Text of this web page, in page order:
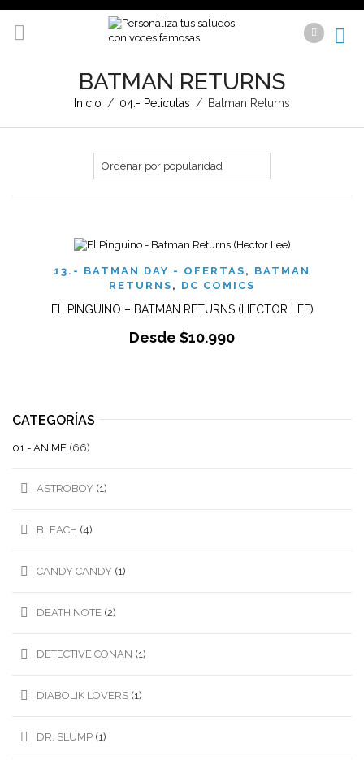
BATMAN RETURNS
Inicio / 04.- Peliculas / Batman Returns
13.- BATMAN DAY - OFERTAS , BATMAN
RETURNS , DC COMICS
EL PINGUINO – BATMAN RETURNS (HECTOR LEE)
Desde $10.990
CATEGORÍAS
01.- ANIME (66)
ASTROBOY (1)
BLEACH (4)
CANDY CANDY (1)
DEATH NOTE (2)
DETECTIVE CONAN (1)
DIABOLIK LOVERS (1)
DR. SLUMP (1)